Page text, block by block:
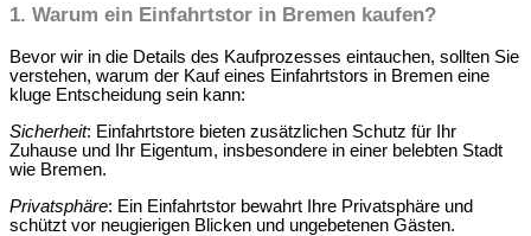
1. Warum ein Einfahrtstor in Bremen kaufen?
Bevor wir in die Details des Kaufprozesses eintauchen, sollten Sie
verstehen, warum der Kauf eines Einfahrtstors in Bremen eine
kluge Entscheidung sein kann:
Sicherheit: Einfahrtstore bieten zusätzlichen Schutz für Ihr
Zuhause und Ihr Eigentum, insbesondere in einer belebten Stadt
wie Bremen.
Privatsphäre: Ein Einfahrtstor bewahrt Ihre Privatsphäre und
schützt vor neugierigen Blicken und ungebetenen Gästen.